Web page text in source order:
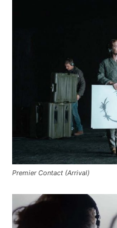
Premier Contact (Arrival)